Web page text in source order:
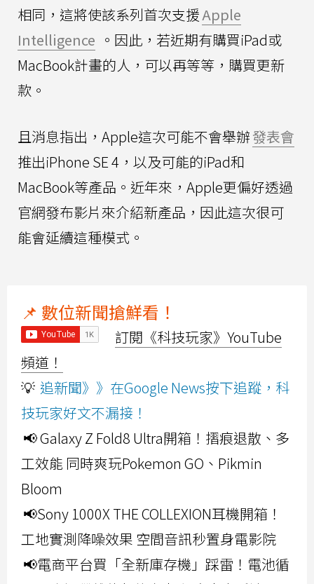
相同，這將使該系列首次支援Apple
Intelligence 。因此，若近期有購買iPad或
MacBook計畫的人，可以再等等，購買更新
款。
且消息指出，Apple這次可能不會舉辦發表會
推出iPhone SE 4，以及可能的iPad和
MacBook等產品。近年來，Apple更偏好透過
官網發布影片來介紹新產品，因此這次很可
能會延續這種模式。
📌 數位新聞搶鮮看！
訂閱《科技玩家》YouTube
頻道！
💡 追新聞》》在Google News按下追蹤，科
技玩家好文不漏接！
📢 Galaxy Z Fold8 Ultra開箱！摺痕退散、多
工效能 同時爽玩Pokemon GO、Pikmin
Bloom
📢Sony 1000X THE COLLEXION耳機開箱！
工地實測降噪效果 空間音訊秒置身電影院
📢電商平台買「全新庫存機」踩雷！電池循